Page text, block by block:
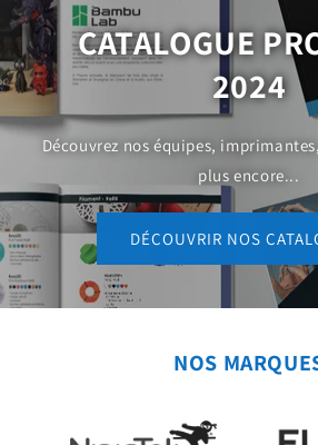
CATALOGUE
2024
Découvrez nos équipes,
plus encore...
DÉCOUVRIR NOS
NOS